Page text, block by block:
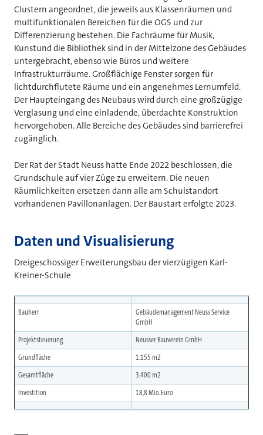
Clustern angeordnet, die jeweils aus Klassenräumen und
multifunktionalen Bereichen für die OGS und zur
Differenzierung bestehen. Die Fachräume für Musik,
Kunstund die Bibliothek sind in der Mittelzone des Gebäudes
untergebracht, ebenso wie Büros und weitere
Infrastrukturräume. Großflächige Fenster sorgen für
lichtdurchflutete Räume und ein angenehmes Lernumfeld.
Der Haupteingang des Neubaus wird durch eine großzügige
Verglasung und eine einladende, überdachte Konstruktion
hervorgehoben. Alle Bereiche des Gebäudes sind barrierefrei
zugänglich.
Der Rat der Stadt Neuss hatte Ende 2022 beschlossen, die
Grundschule auf vier Züge zu erweitern. Die neuen
Räumlichkeiten ersetzen dann alle am Schulstandort
vorhandenen Pavillonanlagen. Der Baustart erfolgte 2023.
Daten und Visualisierung
Dreigeschossiger Erweiterungsbau der vierzügigen Karl-
Kreiner-Schule
Bauherr
Gebäudemanagement Neuss Service
GmbH
Projektsteuerung
Neusser Bauverein GmbH
Grundfläche
1.155 m2
Gesamtfläche
3.400 m2
Investition
18,8 Mio. Euro